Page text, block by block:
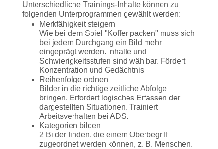
Unterschiedliche Trainings-Inhalte können zu
folgenden Unterprogrammen gewählt werden:
Merkfähigkeit steigern
Wie bei dem Spiel "Koffer packen" muss sich
bei jedem Durchgang ein Bild mehr
eingeprägt werden. Inhalte und
Schwierigkeitsstufen sind wählbar. Fördert
Konzentration und Gedächtnis.
Reihenfolge ordnen
Bilder in die richtige zeitliche Abfolge
bringen. Erfordert logisches Erfassen der
dargestellten Situationen. Trainiert
Arbeitsverhalten bei ADS.
Kategorien bilden
2 Bilder finden, die einem Oberbegriff
zugeordnet werden können, z. B. Menschen.